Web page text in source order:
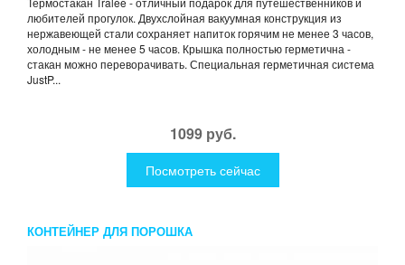
любителей прогулок. Двухслойная вакуумная конструкция из
нержавеющей стали сохраняет напиток горячим не менее 3 часов,
холодным - не менее 5 часов. Крышка полностью герметична -
стакан можно переворачивать. Специальная герметичная система
JustP...
1099 руб.
Посмотреть сейчас
КОНТЕЙНЕР ДЛЯ ПОРОШКА